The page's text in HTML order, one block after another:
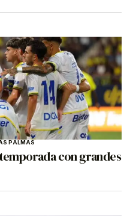
PALMAS
con grandes